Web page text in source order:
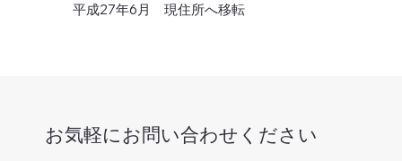
平成27年6月 現住所へ移転
​お気軽にお問い合わせください